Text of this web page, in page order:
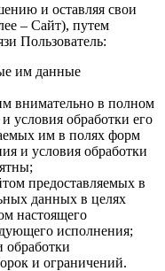
и оставляя свои
– Сайт), путем
Пользователь:
им данные
внимательно в полном
условия обработки его
им в полях форм
и условия обработки
предоставляемых в
данных в целях
настоящего
исполнения;
обработки
и ограничений.